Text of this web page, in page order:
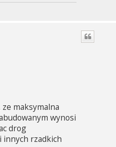
maksymalna
wynosi
drog
innych rzadkich